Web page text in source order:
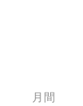
月間